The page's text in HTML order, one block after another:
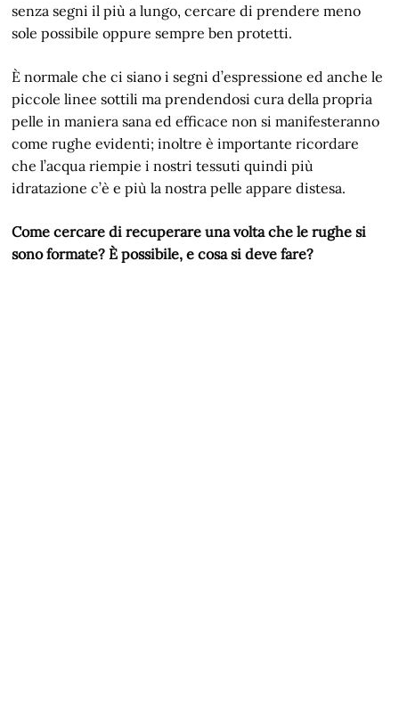
senza segni il più a lungo, cercare di prendere meno
sole possibile oppure sempre ben protetti.
È normale che ci siano i segni d’espressione ed anche le
piccole linee sottili ma prendendosi cura della propria
pelle in maniera sana ed efficace non si manifesteranno
come rughe evidenti; inoltre è importante ricordare
che l’acqua riempie i nostri tessuti quindi più
idratazione c’è e più la nostra pelle appare distesa.
Come cercare di recuperare una volta che le rughe si
sono formate? È possibile, e cosa si deve fare?